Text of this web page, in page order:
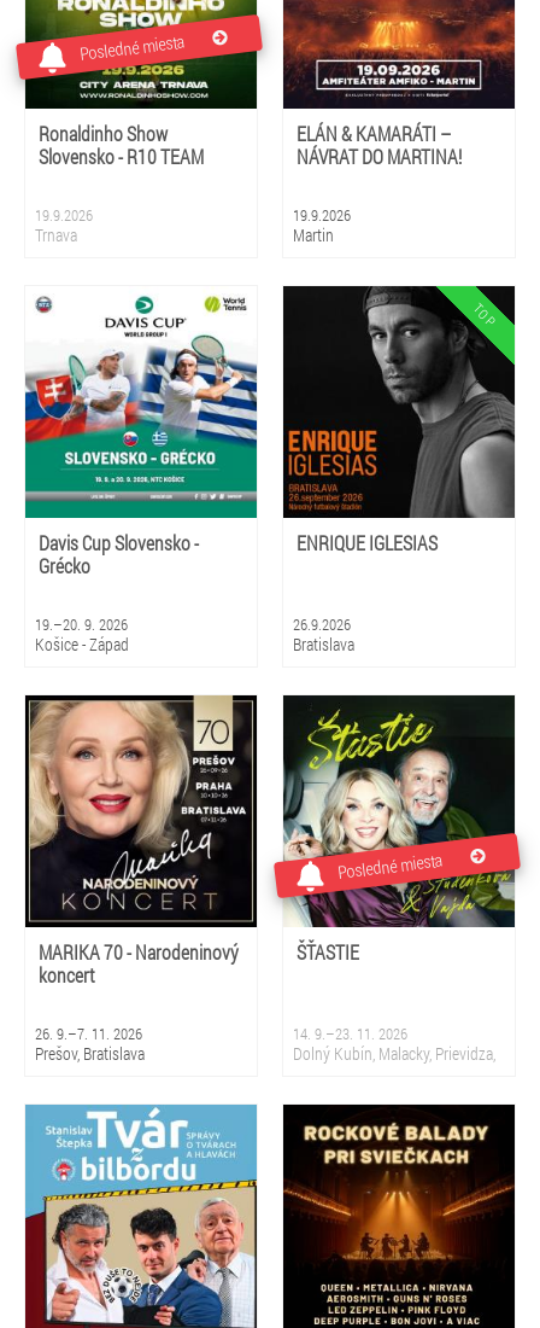
Posledné miesta
Ronaldinho Show
Slovensko - R10 TEAM
19.9.2026
Trnava
ELÁN & KAMARÁTI –
NÁVRAT DO MARTINA!
19.9.2026
Martin
Davis Cup Slovensko -
Grécko
19.–20. 9. 2026
Košice - Západ
ENRIQUE IGLESIAS
26.9.2026
Bratislava
MARIKA 70 - Narodeninový
koncert
26. 9.–7. 11. 2026
Prešov, Bratislava
Posledné miesta
ŠŤASTIE
14. 9.–23. 11. 2026
Dolný Kubín, Malacky, Prievidza,
Dubnica, Partizánske, Topoľčany,
Bratislava